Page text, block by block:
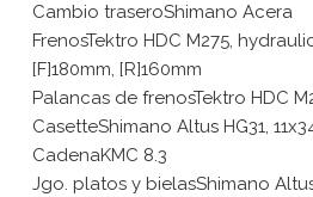
Cambio traseroShimano Acera
FrenosTektro HDC M275,
[F]180mm, [R]160mm
Palancas de frenosTektro HDC
CasetteShimano Altus HG31,
CadenaKMC 8.3
Jgo. platos y bielasShimano